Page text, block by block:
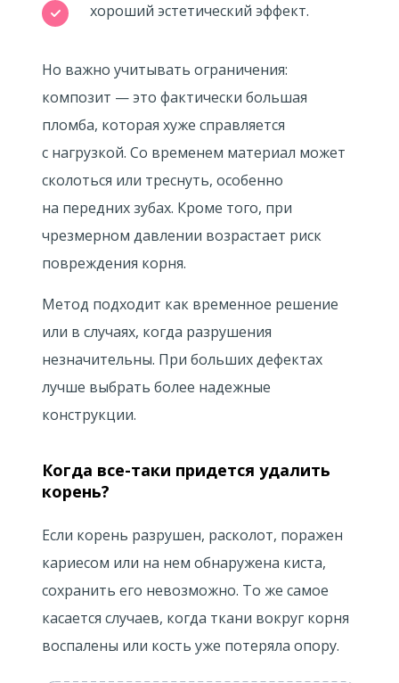
хороший эстетический эффект.
Но важно учитывать ограничения:
композит — это фактически большая
пломба, которая хуже справляется
с нагрузкой. Со временем материал может
сколоться или треснуть, особенно
на передних зубах. Кроме того, при
чрезмерном давлении возрастает риск
повреждения корня.
Метод подходит как временное решение
или в случаях, когда разрушения
незначительны. При больших дефектах
лучше выбрать более надежные
конструкции.
Когда все-таки придется удалить
корень?
Если корень разрушен, расколот, поражен
кариесом или на нем обнаружена киста,
сохранить его невозможно. То же самое
касается случаев, когда ткани вокруг корня
воспалены или кость уже потеряла опору.